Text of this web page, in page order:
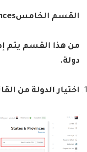
القسم الخامس
من هذا القسم يتم
دولة.
اختيار الدولة من